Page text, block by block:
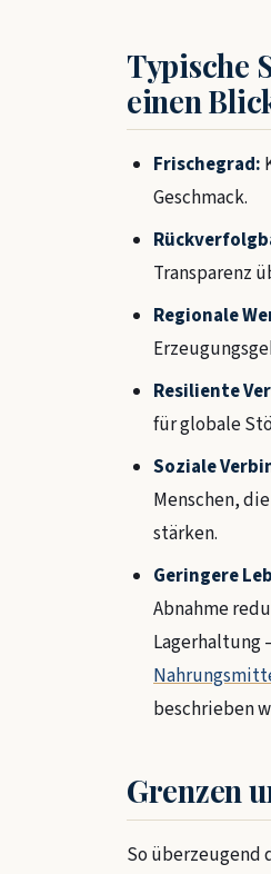
Typische
einen
Frischegrad:
Geschmack.
Transparenz
Regionale
Resiliente
für globale
Soziale
Menschen,
stärken.
Geringere
Abnahme
Lagerhaltung
beschrieben
Grenzen
So